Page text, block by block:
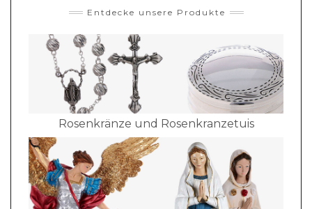
Entdecke unsere Produkte
Rosenkränze und Rosenkranzetuis